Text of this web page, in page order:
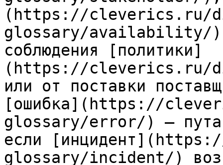
(https://cleverics.ru/
glossary/availability/)
соблюдения [политики]
(https://cleverics.ru/
или от поставки
[ошибка](https://
glossary/error/) —
если
glossary/incident/)